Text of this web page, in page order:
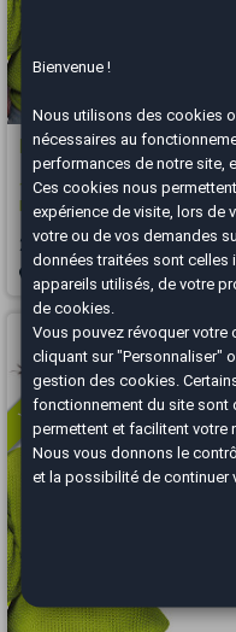
Peugeot 5008
1.2 THP Allure Business 130 /
Places
2018 90000 km
Bougival - 78380
Vous arrivez trop tard
Bienvenue !
Nous utilisons des cookies
nécessaires au
performances de notre site,
Ces cookies nous
expérience de visite, lors de
votre ou de vos demandes
données traitées sont celles
appareils utilisés, de votre
de cookies.
Vous pouvez révoquer votre
cliquant sur "Personnaliser"
gestion des cookies .
fonctionnement du site sont
permettent et facilitent votre
Nous vous donnons le
et la possibilité de continuer